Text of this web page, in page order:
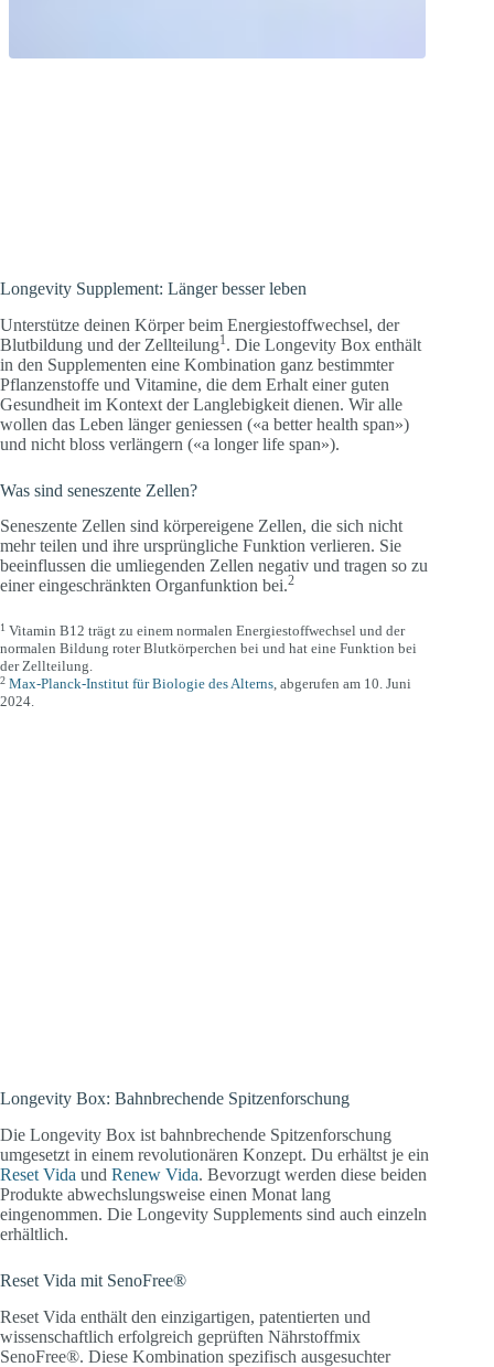
Longevity Supplement: Länger besser leben
Unterstütze deinen Körper beim Energiestoffwechsel, der
Blutbildung und der Zellteilung1 . Die Longevity Box enthält
in den Supplementen eine Kombination ganz bestimmter
Pflanzenstoffe und Vitamine, die dem Erhalt einer guten
Gesundheit im Kontext der Langlebigkeit dienen. Wir alle
wollen das Leben länger geniessen («a better health span»)
und nicht bloss verlängern («a longer life span»).
Was sind seneszente Zellen?
Seneszente Zellen sind körpereigene Zellen, die sich nicht
mehr teilen und ihre ursprüngliche Funktion verlieren. Sie
beeinflussen die umliegenden Zellen negativ und tragen so zu
einer eingeschränkten Organfunktion bei.2
1 Vitamin B12 trägt zu einem normalen Energiestoffwechsel und der
normalen Bildung roter Blutkörperchen bei und hat eine Funktion bei
der Zellteilung.
2 Max-Planck-Institut für Biologie des Alterns, abgerufen am 10. Juni
2024.
Longevity Box: Bahnbrechende Spitzenforschung
Die Longevity Box ist bahnbrechende Spitzenforschung
umgesetzt in einem revolutionären Konzept. Du erhältst je ein
Reset Vida und Renew Vida. Bevorzugt werden diese beiden
Produkte abwechslungsweise einen Monat lang
eingenommen. Die Longevity Supplements sind auch einzeln
erhältlich.
Reset Vida mit SenoFree®
Reset Vida enthält den einzigartigen, patentierten und
wissenschaftlich erfolgreich geprüften Nährstoffmix
SenoFree®. Diese Kombination spezifisch ausgesuchter